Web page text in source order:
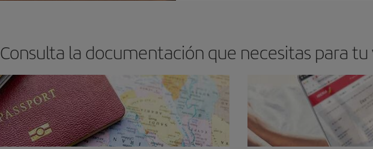
Consulta la documentación que necesitas para